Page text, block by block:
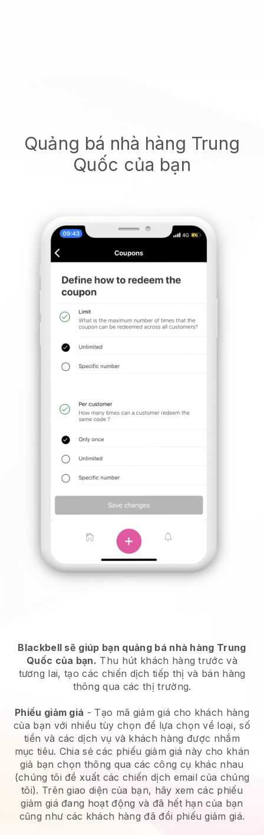
Quảng bá nhà hàng Trung
Quốc của bạn
Blackbell sẽ giúp bạn quảng bá nhà hàng Trung
Quốc của bạn. Thu hút khách hàng trước và
tương lai, tạo các chiến dịch tiếp thị và bán hàng
thông qua các thị trường.
Phiếu giảm giá - Tạo mã giảm giá cho khách hàng
của bạn với nhiều tùy chọn để lựa chọn về loại, số
tiền và các dịch vụ và khách hàng được nhắm
mục tiêu. Chia sẻ các phiếu giảm giá này cho khán
giả bạn chọn thông qua các công cụ khác nhau
(chúng tôi đề xuất các chiến dịch email của chúng
tôi). Trên giao diện của bạn, hãy xem các phiếu
giảm giá đang hoạt động và đã hết hạn của bạn
cũng như các khách hàng đã đổi phiếu giảm giá.